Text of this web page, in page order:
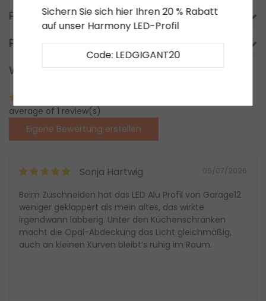
Produktbeschreibung
Produktinformation
Was unsere Kunden sagen
average of 1 review(s)
Eigene Bewertung erstellen
Sonja Hartwig 05/07/2026
Beim Zuschneiden hat das LED Alu Profil von Garage12
weniger geklappert als mein altes, das wirkte
irgendwann labberig. Unter den Küchenschränken
macht die Opal-Abdeckung das Licht gleichmäßig,
auch an kleinen Kurven bleibt’s ruhig im Raum.
Sichern Sie sich hier Ihren 20 % Rabatt
auf unser Harmony LED-Profil
Code: LEDGIGANT20